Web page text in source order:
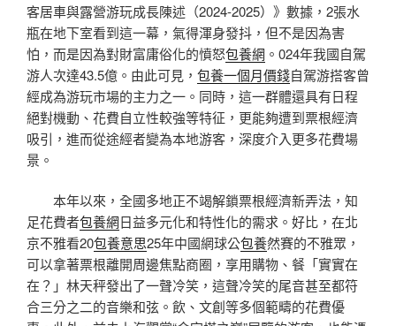
客居車與露營游玩成長陳述（2024-2025）》數據，2張水
瓶在地下室看到這一幕，氣得渾身發抖，但不是因為害
怕，而是因為對財富庸俗化的憤怒包養網 。024年我國自駕
游人次達43.5億。由此可見， 包養一個月價錢自駕游搭客曾
經成為游玩市場的主力之一。同時，這一群體還具有日程
絕對機動、花費自立性較強等特征，更能夠遭到票根經濟
吸引，進而從途經者變為本地游客，深度介入更多花費場
景。
本年以來，全國多地正不竭解鎖票根經濟新弄法，知
足花費者包養網日益多元化和特性化的需求。好比，在北
京不雅看20包養意思25年中國網球公包養然賽的不雅眾，
可以拿著票根離開周邊焦點商圈，享用購物、餐「實實在
在？」林天秤發出了一聲冷笑，這聲冷笑的尾音甚至都符
合三分之二的音樂和弦。飲、文創等多個範疇的花費優